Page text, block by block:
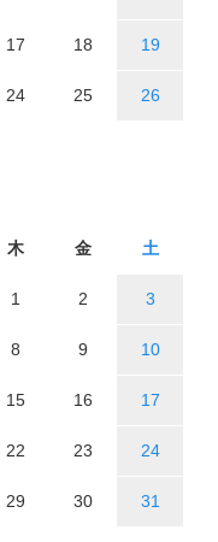
17 18 19
24 25 26
木 金 土
1 2 3
8 9 10
15 16 17
22 23 24
29 30 31